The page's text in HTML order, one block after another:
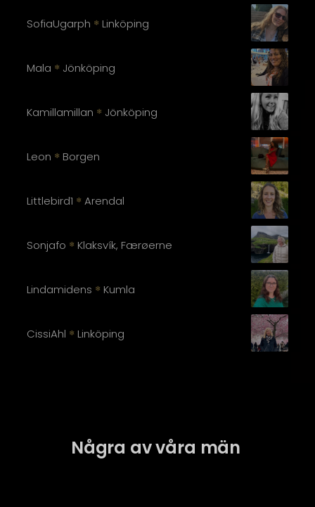
SofiaUgarph ❄ Linköping
Mala ❄ Jönköping
Kamillamillan ❄ Jönköping
Leon ❄ Borgen
Littlebird1 ❄ Arendal
Sonjafo ❄ Klaksvík, Færøerne
Lindamidens ❄ Kumla
CissiAhl ❄ Linköping
Några av våra män